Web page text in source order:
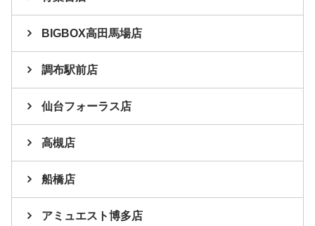
BIGBOX高田馬場店
調布駅前店
仙台フォーラス店
高槻店
船橋店
アミュエスト博多店